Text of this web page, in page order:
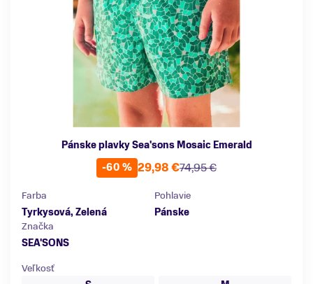
Pánske plavky Sea'sons Mosaic Emerald
-60 %
74,95 €
29,98 €
Farba
Tyrkysová, Zelená
Pohlavie
Pánske
Značka
SEA'SONS
Veľkosť